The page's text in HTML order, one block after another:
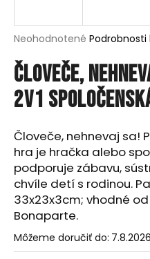
Priemerné
produktu
je
0,0
z
hviezdičiek.
Neohodnotené
Človeče,
2v1
Človeče, nehnevaj sa!
hra je hračka alebo
podporuje zábavu,
chvíle detí s rodinou.
33x23x3cm; vhodné
Bonaparte.
Môžeme doručiť do: 7.8.2026
j
ť
?
O
d
p